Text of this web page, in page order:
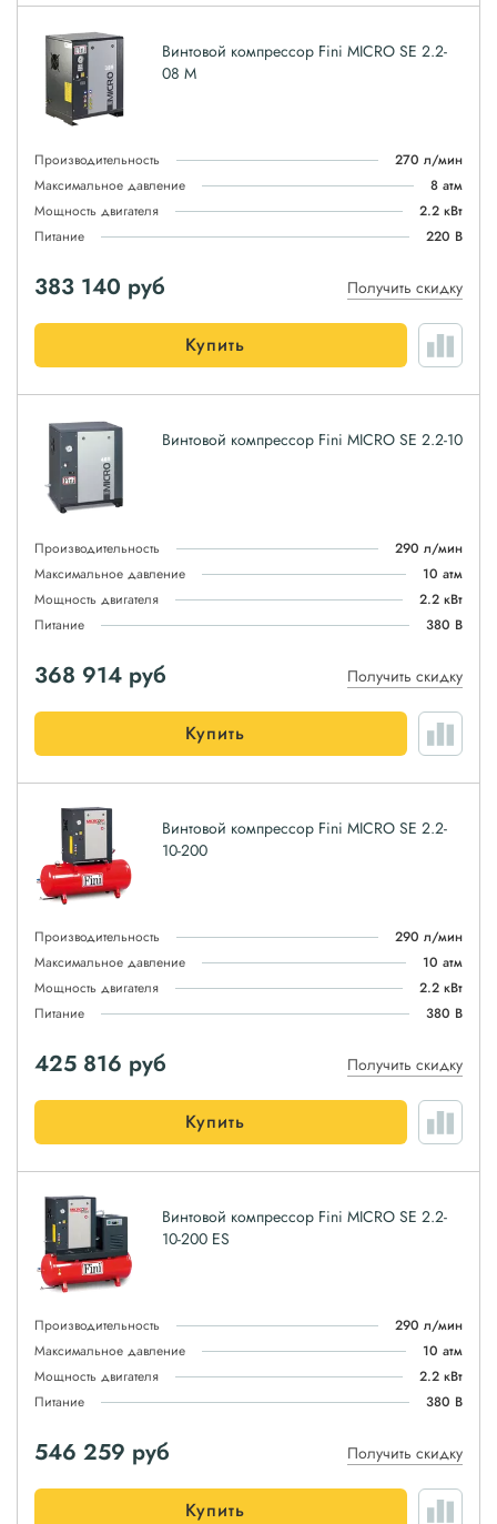
Винтовой компрессор Fini MICRO SE 2.2-
08 M
Производительность
270 л/мин
Максимальное давление
8 атм
Мощность двигателя
2.2 кВт
Питание
220 В
383 140 руб Получить скидку
Купить
Винтовой компрессор Fini MICRO SE 2.2-10
Производительность
290 л/мин
Максимальное давление
10 атм
Мощность двигателя
2.2 кВт
Питание
380 В
368 914 руб Получить скидку
Купить
Винтовой компрессор Fini MICRO SE 2.2-
10-200
Производительность
290 л/мин
Максимальное давление
10 атм
Мощность двигателя
2.2 кВт
Питание
380 В
425 816 руб Получить скидку
Купить
Винтовой компрессор Fini MICRO SE 2.2-
10-200 ES
Производительность
290 л/мин
Максимальное давление
10 атм
Мощность двигателя
2.2 кВт
Питание
380 В
546 259 руб Получить скидку
Купить